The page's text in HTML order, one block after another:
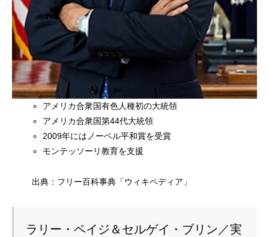
アメリカ合衆国有色人種初の大統領
アメリカ合衆国第44代大統領
2009年にはノーベル平和賞を受賞
モンテッソーリ教育を支援
出典：フリー百科事典「ウィキペディア」
ラリー・ペイジ＆セルゲイ・ブリン／実